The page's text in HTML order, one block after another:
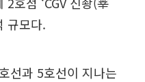
규모다.
선과 5호선이 지나는